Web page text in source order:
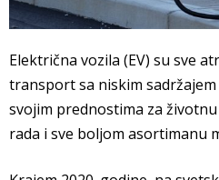
Električna vozila (EV) su sve
transport sa niskim
svojim prednostima za
rada i sve boljom asortimanu